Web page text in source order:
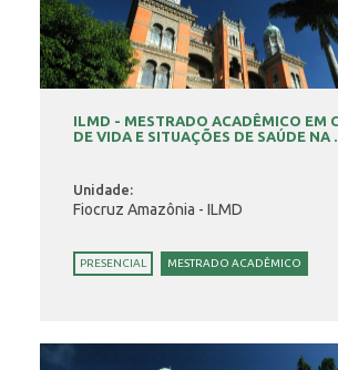
ILMD - MESTRADO ACADÊMICO EM
DE VIDA E SITUAÇÕES DE SAÚDE NA
Unidade:
Fiocruz Amazônia - ILMD
PRESENCIAL MESTRADO ACADÊMICO